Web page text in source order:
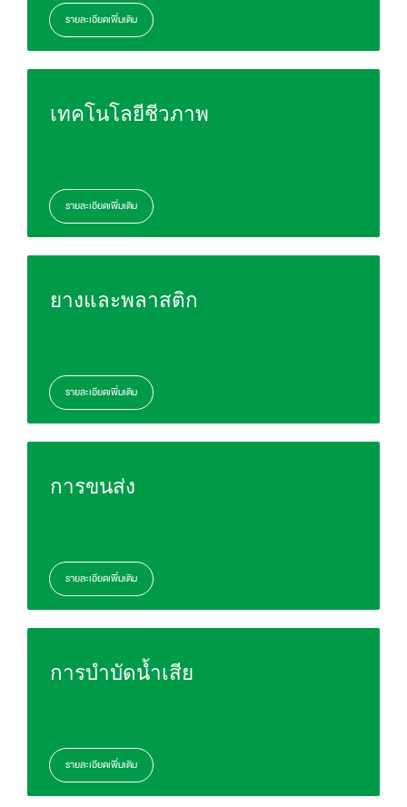
รายละเอียดเพิ่มเติม
เทคโนโลยีชีวภาพ
รายละเอียดเพิ่มเติม
ยางและพลาสติก
รายละเอียดเพิ่มเติม
การขนส่ง
รายละเอียดเพิ่มเติม
การบำบัดน้ำเสีย
รายละเอียดเพิ่มเติม